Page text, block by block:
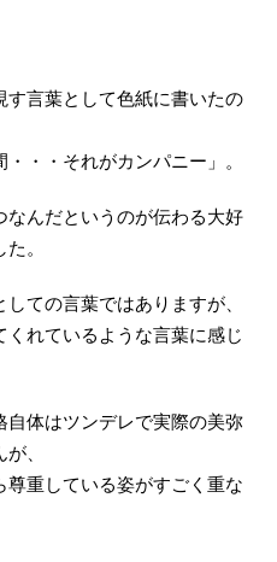
す言葉として色紙に書いたの
・・それがカンパニー」。
なんだというのが伝わる大好
。
ての言葉ではありますが、
れているような言葉に感じ
体はツンデレで実際の美弥
、
尊重している姿がすごく重な